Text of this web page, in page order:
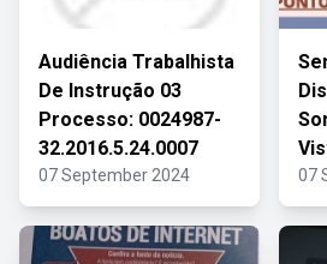
Audiência Trabalhista
De Instrução 03
Processo: 0024987-
32.2016.5.24.0007
07 September 2024 07